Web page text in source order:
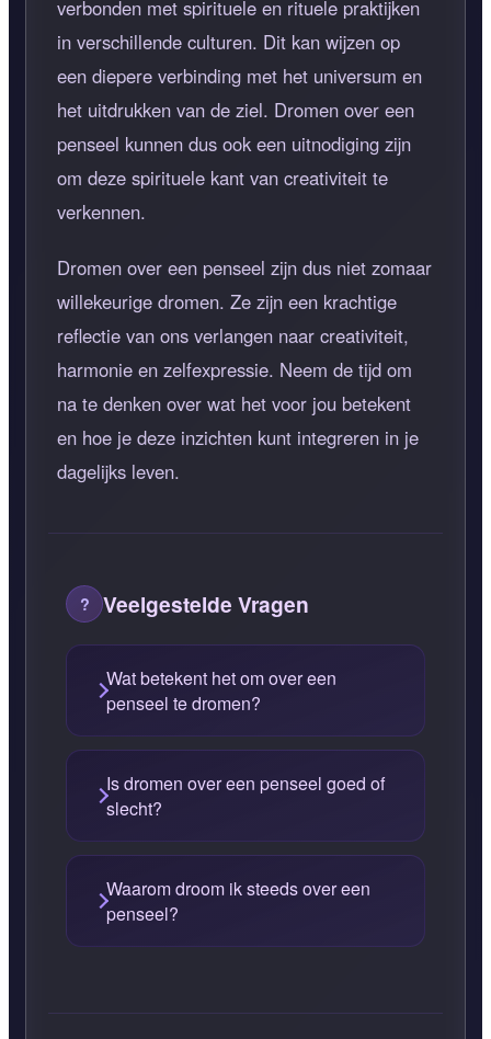
verbonden met spirituele en rituele praktijken
in verschillende culturen. Dit kan wijzen op
een diepere verbinding met het universum en
het uitdrukken van de ziel. Dromen over een
penseel kunnen dus ook een uitnodiging zijn
om deze spirituele kant van creativiteit te
verkennen.
Dromen over een penseel zijn dus niet zomaar
willekeurige dromen. Ze zijn een krachtige
reflectie van ons verlangen naar creativiteit,
harmonie en zelfexpressie. Neem de tijd om
na te denken over wat het voor jou betekent
en hoe je deze inzichten kunt integreren in je
dagelijks leven.
Veelgestelde Vragen
Wat betekent het om over een
penseel te dromen?
Is dromen over een penseel goed of
slecht?
Waarom droom ik steeds over een
penseel?